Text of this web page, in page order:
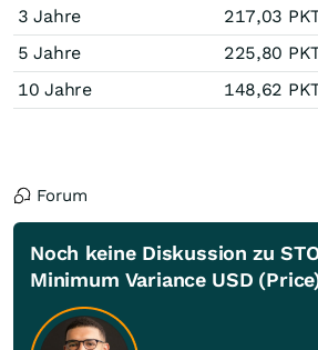
3 Jahre
217,03
5 Jahre
225,80
10 Jahre
148,62
Forum
Noch keine Diskussion zu
Minimum Variance USD